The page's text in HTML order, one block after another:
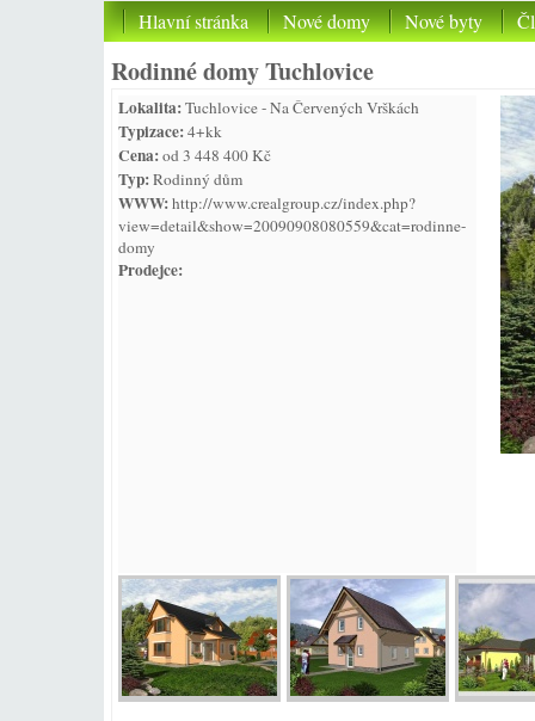
Hlavní stránka Nové domy Nové byty
Rodinné domy Tuchlovice
Lokalita:Tuchlovice - Na Červených Vrškách
Typizace:4+kk
Cena:od 3 448 400 Kč
Typ:Rodinný dům
WWW:http://www.crealgroup.cz/index.php?
view=detail&show=20090908080559&cat=rodinne-
domy
Prodejce: